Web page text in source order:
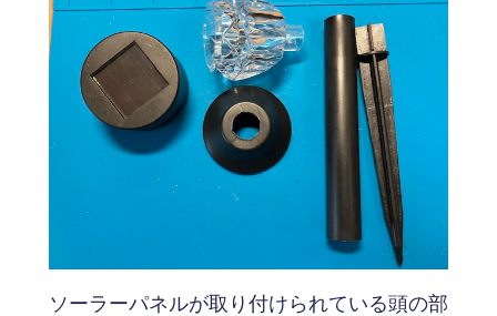
ソーラーパネルが取り付けられている頭の部